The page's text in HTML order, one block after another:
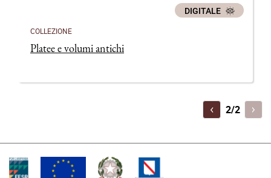
DIGITALE
COLLEZIONE
Platee e volumi antichi
2/2